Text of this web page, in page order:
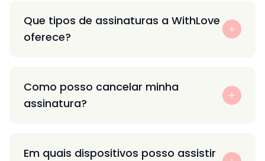
Que tipos de assinaturas a WithLove
oferece?
Como posso cancelar minha
assinatura?
Em quais dispositivos posso assistir